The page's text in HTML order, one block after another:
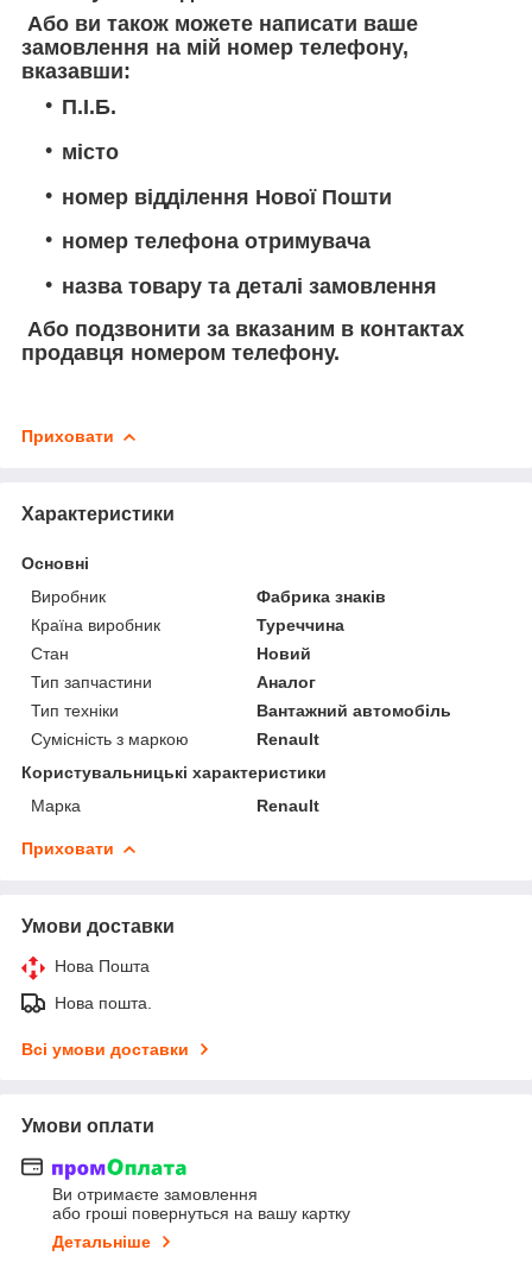
Або ви також можете написати ваше
замовлення на мій номер телефону,
вказавши:
П.І.Б.
місто
номер відділення Нової Пошти
номер телефона отримувача
назва товару та деталі замовлення
Або подзвонити за вказаним в контактах
продавця номером телефону.
Приховати
Характеристики
Основні
Виробник
Фабрика знаків
Країна виробник
Туреччина
Стан
Новий
Тип запчастини
Аналог
Тип техніки
Вантажний автомобіль
Сумісність з маркою
Renault
Користувальницькі характеристики
Марка
Renault
Приховати
Умови доставки
Нова Пошта
Нова пошта.
Всі умови доставки
Умови оплати
Ви отримаєте замовлення
або гроші повернуться на вашу картку
Детальніше